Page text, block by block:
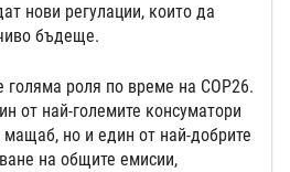
нови регулации, които да
бъдеще.
роля по време на COP26.
от най-големите консуматори
мащаб, но и един от най-добрите
на общите емисии,